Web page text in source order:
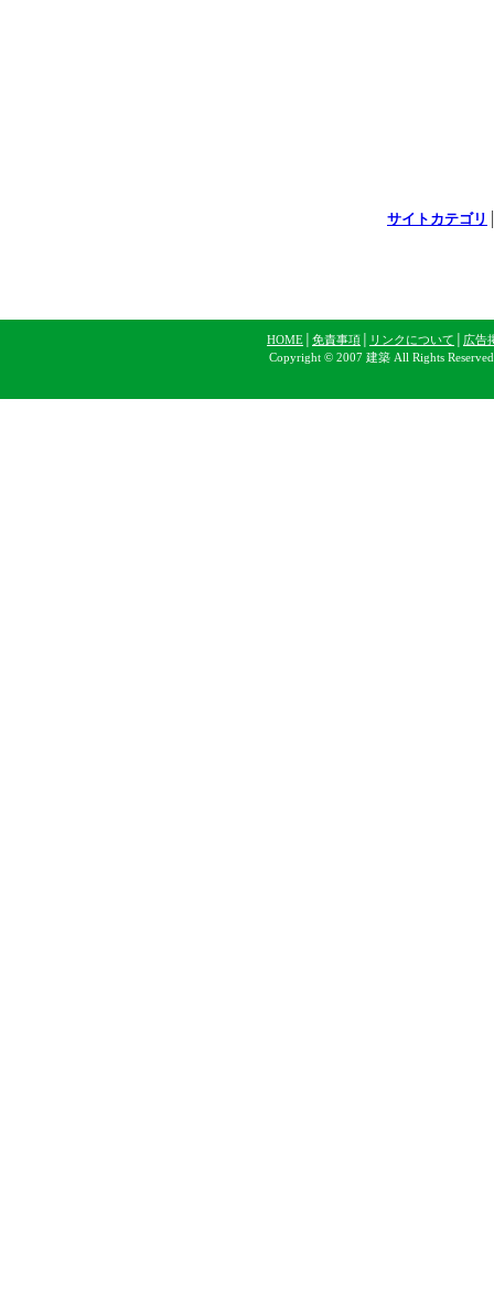
サイトカテゴリ
HOME 免責事項 リンクについて
広告
Copyright © 2007 建築 All Rights